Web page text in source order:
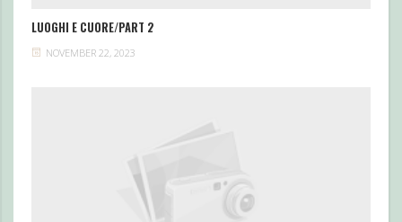
LUOGHI E CUORE/PART 2
NOVEMBER 22, 2023